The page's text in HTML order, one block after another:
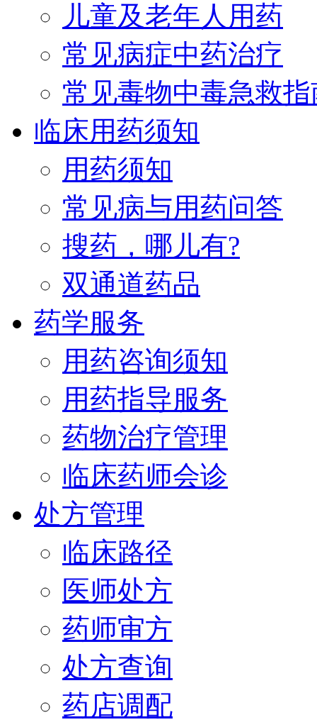
儿童及老年人用药
常见病症中药治疗
常见毒物中毒急救指
临床用药须知
用药须知
常见病与用药问答
搜药，哪儿有?
双通道药品
药学服务
用药咨询须知
用药指导服务
药物治疗管理
临床药师会诊
处方管理
临床路径
医师处方
药师审方
处方查询
药店调配